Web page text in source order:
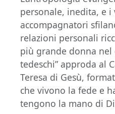
personale, inedita, e
accompagnatori
relazioni personali
più grande donna
tedeschi” approda al
Teresa di Gesù,
che vivono la fede e
tengono la mano di